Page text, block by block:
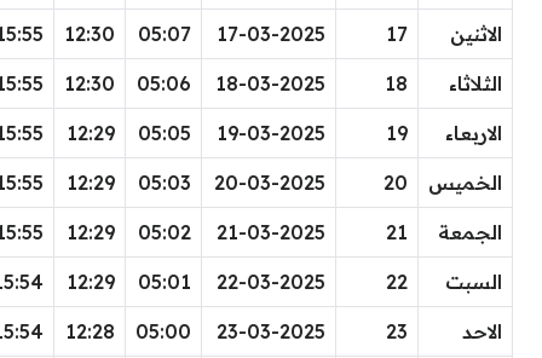
الاثنين 17
17-03-2025
05:07
12:30
الثلاثاء 18
18-03-2025
05:06
12:30
الاربعاء 19
19-03-2025
05:05
12:29
الخميس 20
20-03-2025
05:03
12:29
الجمعة 21
21-03-2025
05:02
12:29
السبت 22
22-03-2025
05:01
12:29
الاحد 23
23-03-2025
05:00
12:28